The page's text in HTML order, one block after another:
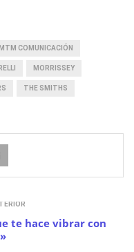
COMUNICACIÓN
MORRISSEY
THE SMITHS
te hace vibrar con